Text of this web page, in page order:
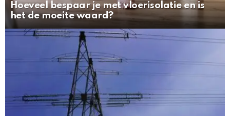
Hoeveel bespaar je met vloerisolatie en is
het de moeite waard?